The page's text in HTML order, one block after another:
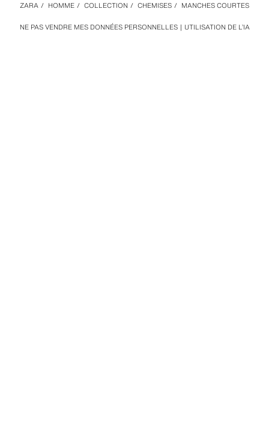
NE PAS VENDRE MES DONNÉES PERSONNELLES UTILISATION DE L’IA
ZARA / HOMME / COLLECTION / CHEMISES / MANCHES COURTES